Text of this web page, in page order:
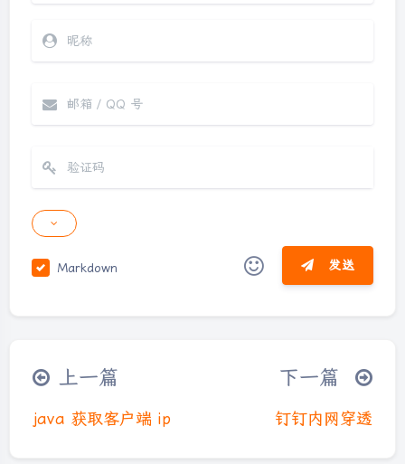
Markdown 发送
|´・ω・)ノ ヾ(≧∇≦*)ゝ (☆ω☆)
∠( ᐛ 」∠)＿
୧(๑•̀⌄•́๑)૭
上一篇
java 获取客户端 ip
下一篇
钉钉内网穿透